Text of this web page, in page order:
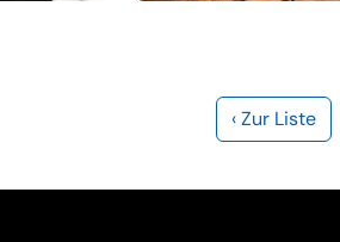
‹ Zur Liste